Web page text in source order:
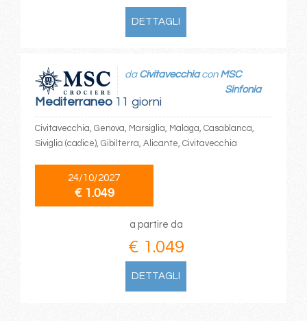
DETTAGLI
Mediterraneo11 giorni
da Civitavecchiacon MSC
Sinfonia
Civitavecchia, Genova, Marsiglia, Malaga, Casablanca,
Siviglia (cadice), Gibilterra, Alicante, Civitavecchia
24/10/2027
€ 1.049
a partire da
€ 1.049
DETTAGLI